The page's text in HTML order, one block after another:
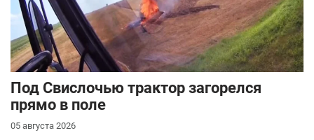
Под Свислочью трактор загорелся
прямо в поле
05 августа 2026